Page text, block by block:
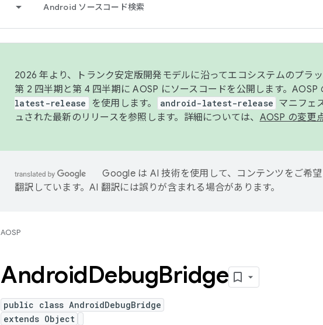
Android ソースコード検索
2026 年より、トランク安定版開発モデルに沿ってエコシステムのプラ
第 2 四半期と第 4 四半期に AOSP にソースコードを公開します。AOSP
latest-release
を使用します。 android-latest-release マニフェ
ュされた最新のリリースを参照します。詳細については、 AOSP の変更
Google は AI 技術を使用して、コンテンツをご希
翻訳しています。AI 翻訳には誤りが含まれる場合があります。
AOSP
AndroidDebugBridge
public class AndroidDebugBridge
extends Object